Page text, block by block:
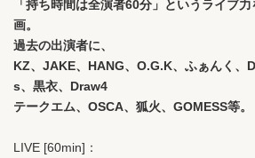
「持ち時間は全演者60分」というライブ
画。
過去の出演者に、
KZ、JAKE、HANG、O.G.K、ふぁんく
s、黒衣、Draw4
テークエム、OSCA、狐火、GOMESS等。
LIVE [60min]：